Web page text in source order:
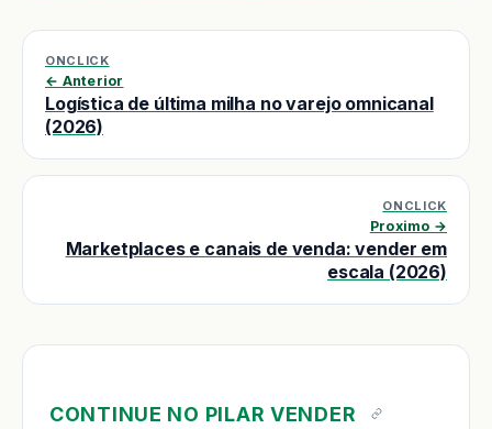
ONCLICK
← Anterior
Logística de última milha no varejo omnicanal
(2026)
ONCLICK
Proximo →
Marketplaces e canais de venda: vender em
escala (2026)
CONTINUE NO PILAR VENDER